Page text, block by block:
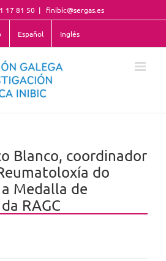
17 81 50 | finibic@sergas.es
Español Inglés
Blanco, coordinador
do
Medalla de
RAGC